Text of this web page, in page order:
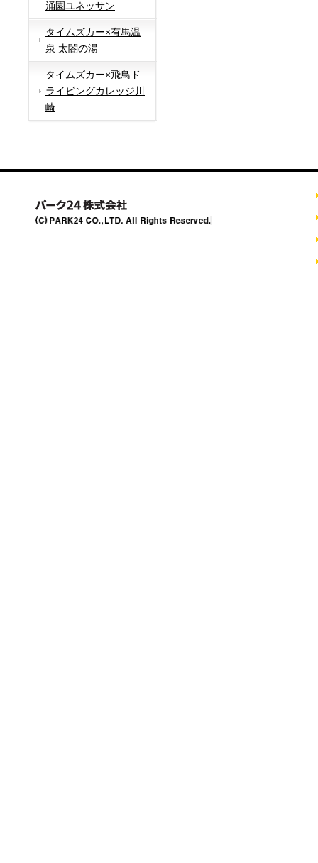
涌園ユネッサン
タイムズカー×有馬温
泉 太閤の湯
タイムズカー×飛鳥ド
ライビングカレッジ川
崎